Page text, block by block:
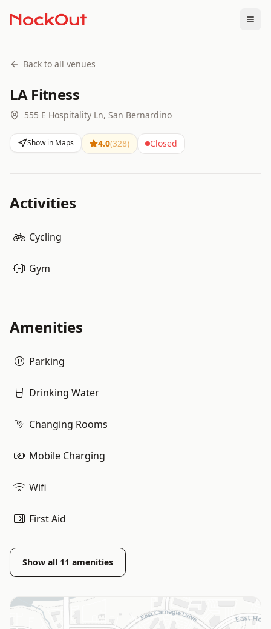
Back to all venues
LA Fitness
555 E Hospitality Ln, San Bernardino
Show in Maps 4.0(328) Closed
Activities
Cycling
Gym
Amenities
Parking
Drinking Water
Changing Rooms
Mobile Charging
Wifi
First Aid
Show all 11 amenities